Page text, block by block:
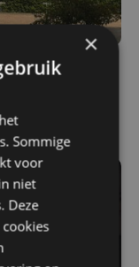
| 17:21
rijstroken
×
Sommige
voor
niet
Deze